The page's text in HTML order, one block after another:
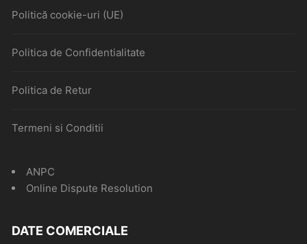
Politică cookie-uri (UE)
Politica de Confidentialitate
Politica de Retur
Termeni si Conditii
ANPC
Online Dispute Resolution
DATE COMERCIALE